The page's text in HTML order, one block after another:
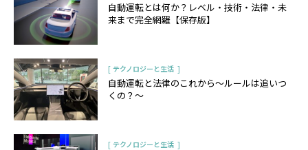
自動運転とは何か？レベル・技術・法律・未
来まで完全網羅【保存版】
[ テクノロジーと生活 ]
自動運転と法律のこれから〜ルールは追いつ
くの？〜
[ テクノロジーと生活 ]